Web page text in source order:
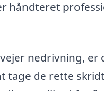
håndteret
nedrivning, er
tage de rette